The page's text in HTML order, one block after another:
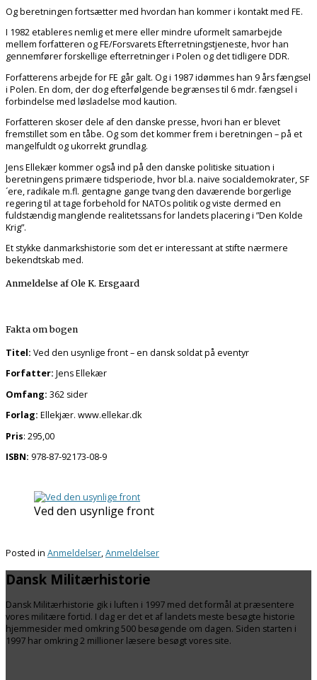
Og beretningen fortsætter med hvordan han kommer i kontakt med FE.
I 1982 etableres nemlig et mere eller mindre uformelt samarbejde
mellem forfatteren og FE/Forsvarets Efterretningstjeneste, hvor han
gennemfører forskellige efterretninger i Polen og det tidligere DDR.
Forfatterens arbejde for FE går galt. Og i 1987 idømmes han 9 års fængsel
i Polen. En dom, der dog efterfølgende begrænses til 6 mdr. fængsel i
forbindelse med løsladelse mod kaution.
Forfatteren skoser dele af den danske presse, hvori han er blevet
fremstillet som en tåbe. Og som det kommer frem i beretningen – på et
mangelfuldt og ukorrekt grundlag.
Jens Ellekær kommer også ind på den danske politiske situation i
beretningens primære tidsperiode, hvor bl.a. naive socialdemokrater, SF
´ere, radikale m.fl. gentagne gange tvang den daværende borgerlige
regering til at tage forbehold for NATOs politik og viste dermed en
fuldstændig manglende realitetssans for landets placering i ”Den Kolde
Krig”.
Et stykke danmarkshistorie som det er interessant at stifte nærmere
bekendtskab med.
Anmeldelse af Ole K. Ersgaard
Fakta om bogen
Titel: Ved den usynlige front – en dansk soldat på eventyr
Forfatter: Jens Ellekær
Omfang: 362 sider
Forlag: Ellekjær. www.ellekar.dk
Pris: 295,00
ISBN: 978-87-92173-08-9
Ved den usynlige front
Posted in Anmeldelser,Anmeldelser
Dansk Militærhistorie
Dansk Militærhistorie gik i luften i 1997 med det formål at præsentere
vores militære fortid. I dag er det et af landets meste besøgte historie
hjemmesider med omkring 500 besøgende om dagen. Siden starten i
1997 har omkring 2 millioner læsere besøgt vores site.